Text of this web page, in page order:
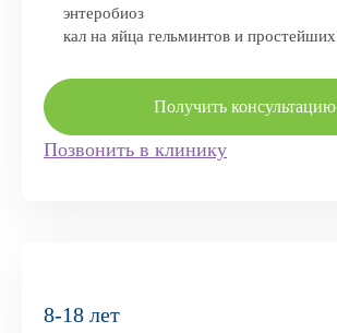
энтеробиоз
кал на яйца гельминтов и простейших
Получить консультацию
Позвонить в клинику
8-18 лет